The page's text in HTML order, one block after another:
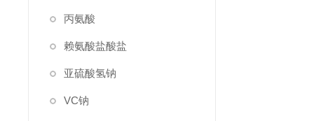
丙氨酸
赖氨酸盐酸盐
亚硫酸氢钠
VC钠